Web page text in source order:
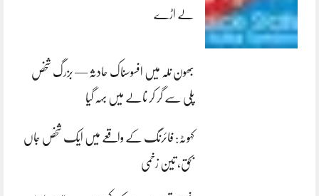
لے اڑے
بھون نلہ میں افسوسناک حادثہ — بزرگ شخص
پلی سے گر کر نالے میں بہہ گیا
کہوٹہ: فائرنگ کے واقعے میں ایک شخص جاں
بحق، تین زخمی